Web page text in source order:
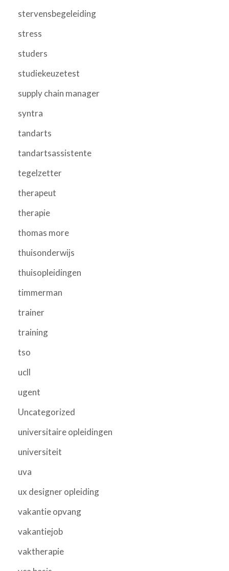
stervensbegeleiding
stress
studers
studiekeuzetest
supply chain manager
syntra
tandarts
tandartsassistente
tegelzetter
therapeut
therapie
thomas more
thuisonderwijs
thuisopleidingen
timmerman
trainer
training
tso
ucll
ugent
Uncategorized
universitaire opleidingen
universiteit
uva
ux designer opleiding
vakantie opvang
vakantiejob
vaktherapie